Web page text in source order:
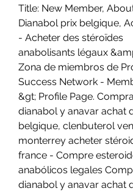
Title: New Member,
Dianabol prix belgique,
- Acheter des stéroïdes
anabolisants légaux
Zona de miembros de
Success Network -
&gt; Profile Page.
dianabol y anavar achat
belgique, clenbuterol
monterrey acheter
france - Compre
anabólicos legales
dianabol y anavar achat